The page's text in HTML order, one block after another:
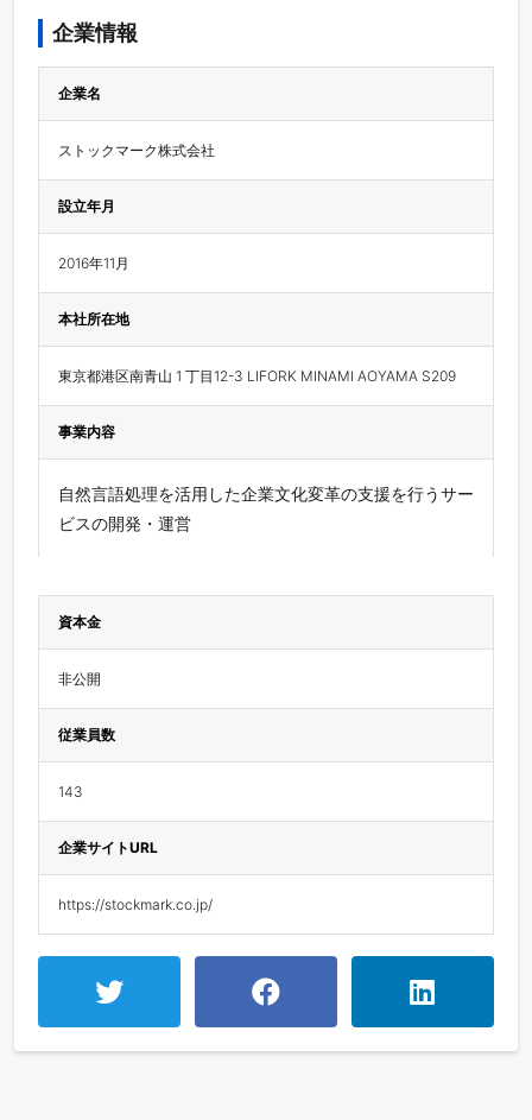
企業情報
企業名
ストックマーク株式会社
設立年月
2016年11月
本社所在地
東京都港区南青山 1 丁目12-3 LIFORK MINAMI AOYAMA S209
事業内容
自然言語処理を活用した企業文化変革の支援を行うサー
ビスの開発・運営
資本金
非公開
従業員数
143
企業サイトURL
https://stockmark.co.jp/